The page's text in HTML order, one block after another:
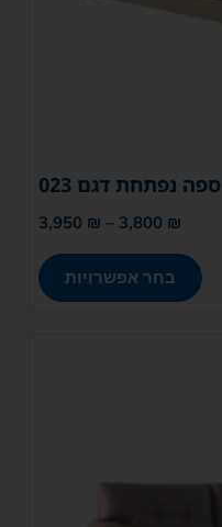
ספה נפתחת דגם 023
3,800 ₪
–
3,950 ₪
בחר אפשרויות